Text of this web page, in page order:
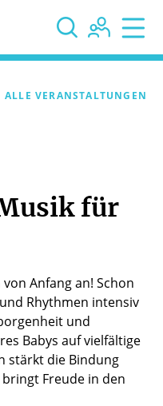
 
ALLE VERANSTALTUNGEN
für
Anfang an! Schon
Rhythmen intensiv
und
Babys auf vielfältige
stärkt die Bindung
Freude in den